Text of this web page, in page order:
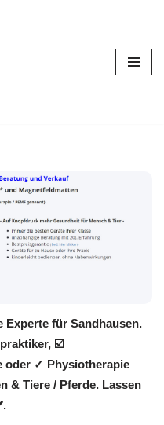
Experte für Sandhausen.
☑️
oder ✓ Physiotherapie
& Tiere / Pferde. Lassen